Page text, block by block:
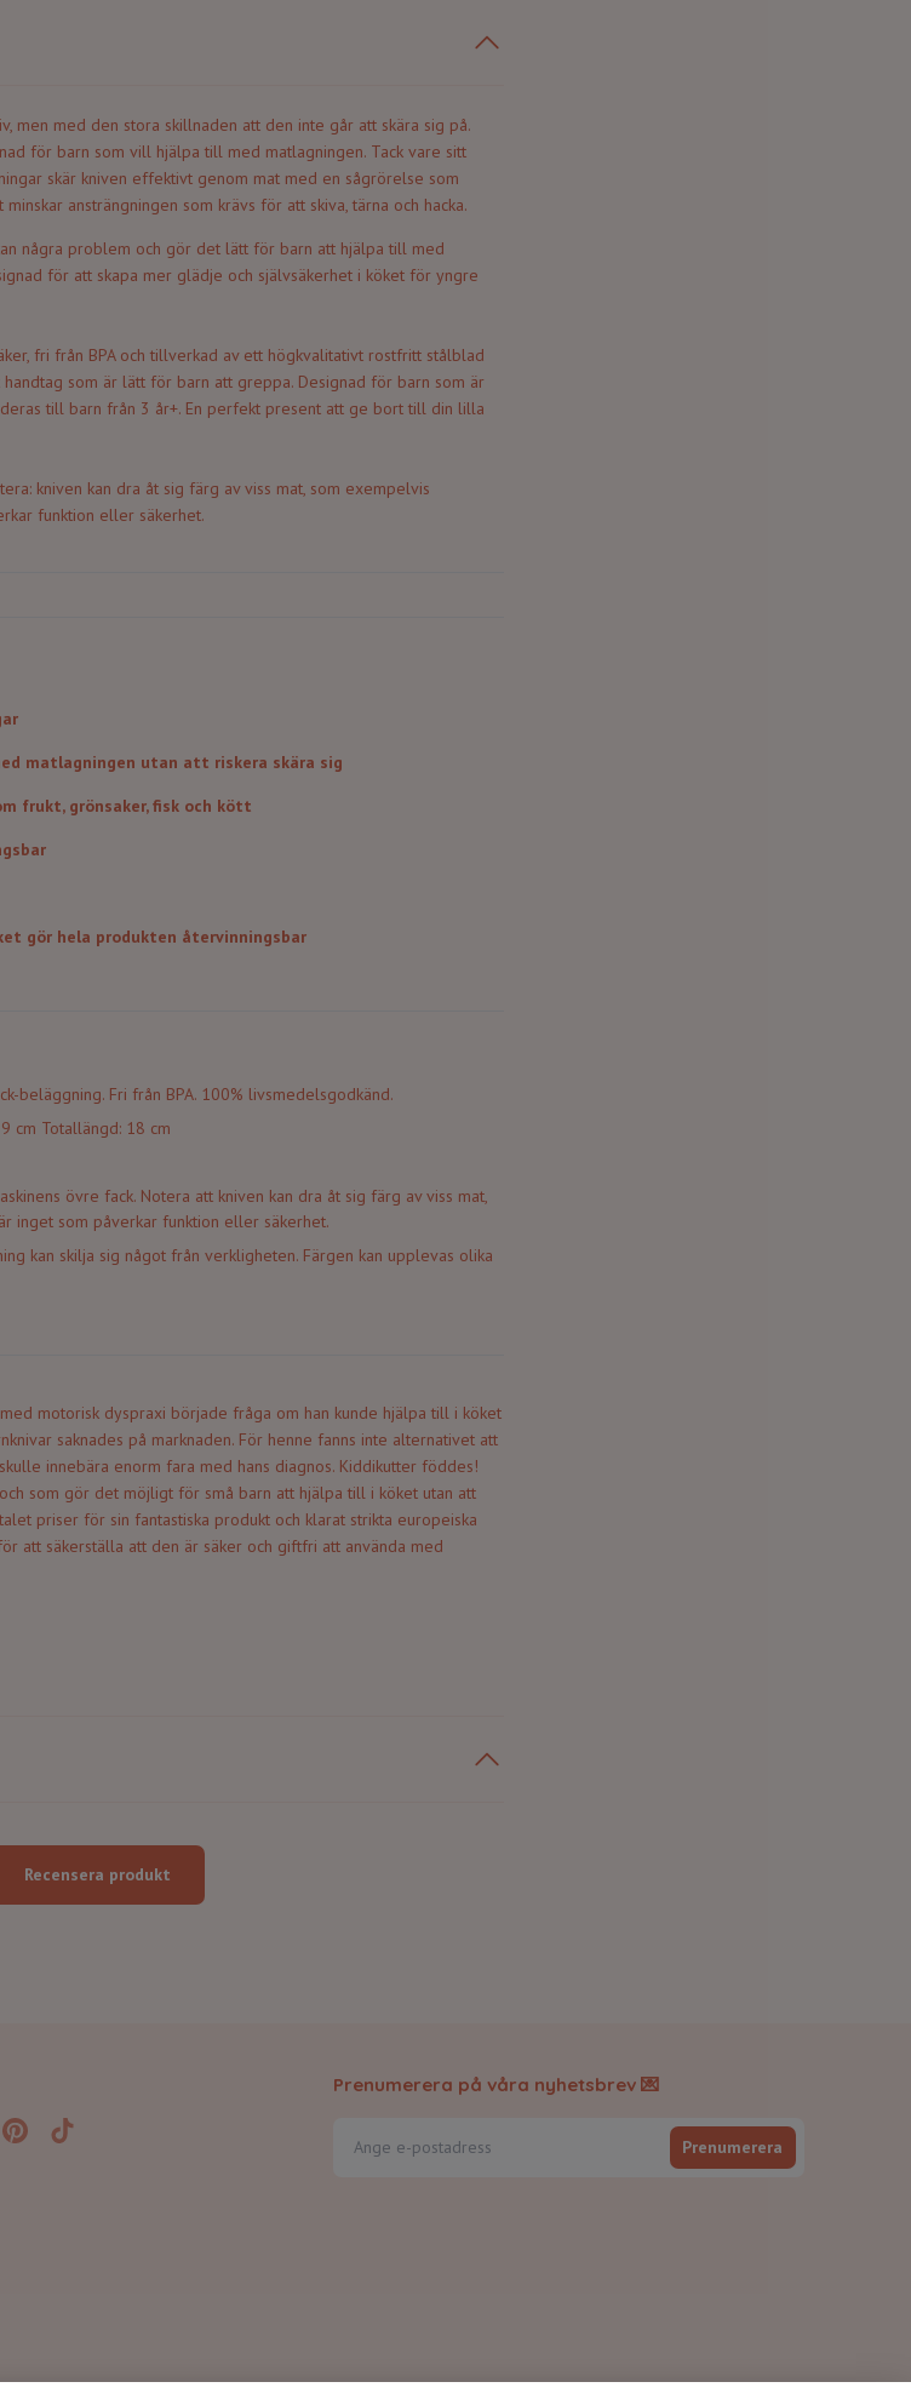
men med den stora skillnaden att den inte går att skära sig på.
för barn som vill hjälpa till med matlagningen. Tack vare sitt
skär kniven effektivt genom mat med en sågrörelse som
ansträngningen som krävs för att skiva, tärna och hacka.
några problem och gör det lätt för barn att hjälpa till med
för att skapa mer glädje och självsäkerhet i köket för yngre
fri från BPA och tillverkad av ett högkvalitativt rostfritt stålblad
som är lätt för barn att greppa. Designad för barn som är
till barn från 3 år+. En perfekt present att ge bort till din lilla
kniven kan dra åt sig färg av viss mat, som exempelvis
funktion eller säkerhet.
matlagningen utan att riskera skära sig
frukt, grönsaker, fisk och kött
gör hela produkten återvinningsbar
beläggning. Fri från BPA. 100% livsmedelsgodkänd.
cm Totallängd: 18 cm
övre fack. Notera att kniven kan dra åt sig färg av viss mat,
inget som påverkar funktion eller säkerhet.
kan skilja sig något från verkligheten. Färgen kan upplevas olika
motorisk dyspraxi började fråga om han kunde hjälpa till i köket
saknades på marknaden. För henne fanns inte alternativet att
innebära enorm fara med hans diagnos. Kiddikutter föddes!
som gör det möjligt för små barn att hjälpa till i köket utan att
priser för sin fantastiska produkt och klarat strikta europeiska
att säkerställa att den är säker och giftfri att använda med
Recensera produkt
Prenumerera på våra nyhetsbrev 💌
Prenumerera